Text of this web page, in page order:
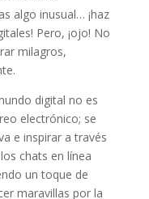
algo inusual… ¡haz
Pero, ¡ojo! No
milagros,
digital no es
electrónico; se
e inspirar a través
chats en línea
un toque de
maravillas por la